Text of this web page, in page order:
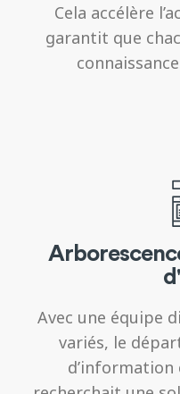
Cela accélère
garantit que
Avec une équipe
variés, le
d’information